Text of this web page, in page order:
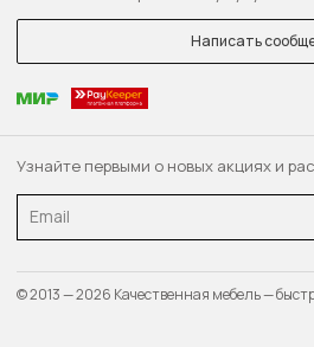
Узнайте первыми о новых акциях и
Email
Написать
© 2013 — 2026 Качественная мебель —